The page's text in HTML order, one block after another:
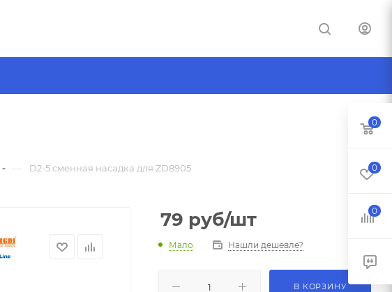
— D2-5 сменная насадка для ZD8905
79 руб/шт
Мало Нашли дешевле?
В КОРЗИНУ
0
0
0